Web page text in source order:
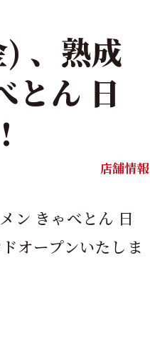
、熟成
とん 日
店舗情報
ン きゃべとん 日
オープンいたしま